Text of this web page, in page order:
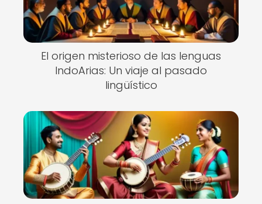
El origen misterioso de las lenguas
IndoArias: Un viaje al pasado
lingüístico